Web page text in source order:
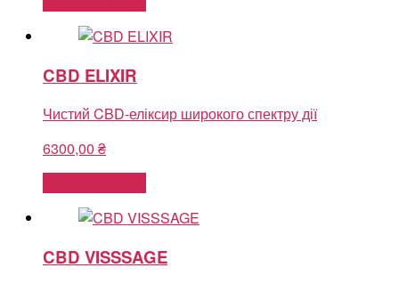
CBD ELIXIR
Чистий CBD-еліксир широкого спектру дії
6300,00 ₴
CBD VISSSAGE